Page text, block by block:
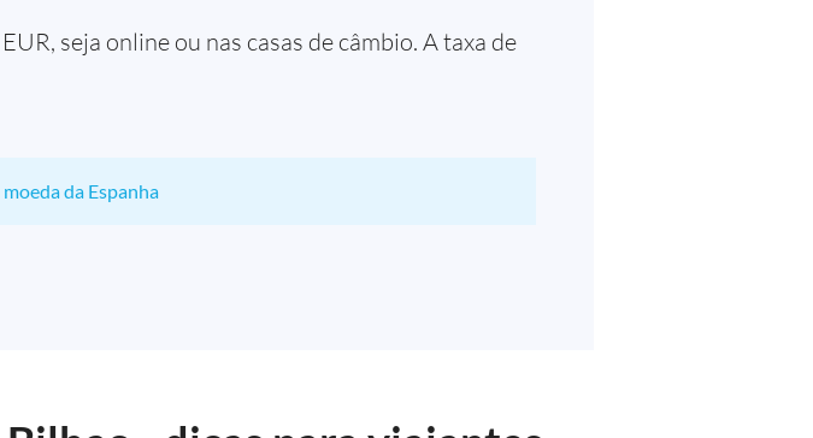
seja online ou nas casas de câmbio. A taxa de
da Espanha